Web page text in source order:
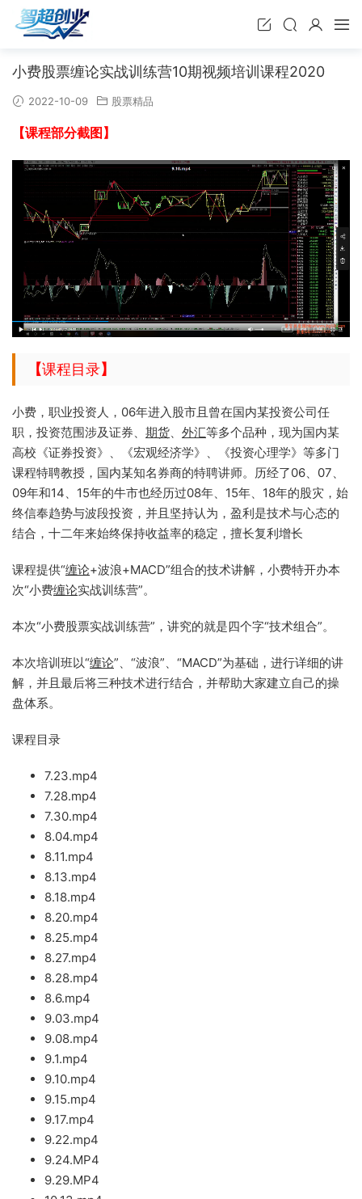
小费股票缠论实战训练营10期视频培训课程2020
2022-10-09 股票精品
【课程部分截图】
【课程目录】
小费，职业投资人，06年进入股市且曾在国内某投资公司任
职，投资范围涉及证券、 期货 外汇等多个品种，现为国内某
高校《证券投资》、《宏观经济学》、《投资心理学》 等多门
课程特聘教授，国内某知名券商的特聘讲师。历经了06、07、
09年和14、15年的牛市也经历过08年、15年、18年的股灾，始
终信奉趋势与波段投资，并且坚持认为，盈利是技术与心态的
结合，十二年来始终保持收益率的稳定，擅长复利增长
课程提供“缠论+波浪+MACD”组合的技术讲解，小费特开办本
次“小费缠论实战训练营”。
本次“小费股票实战训练营”，讲究的就是四个字“技术组合”。
本次培训班以“缠论” 、“波浪”、 “MACD”为基础，进行详细的讲
解，并且最后将三种技术进行结合，并帮助大家建立自己的操
盘体系。
课程目录
7.23.mp4
7.28.mp4
7.30.mp4
8.04.mp4
8.11.mp4
8.13.mp4
8.18.mp4
8.20.mp4
8.25.mp4
8.27.mp4
8.28.mp4
8.6.mp4
9.03.mp4
9.08.mp4
9.1.mp4
9.10.mp4
9.15.mp4
9.17.mp4
9.22.mp4
9.24.MP4
9.29.MP4